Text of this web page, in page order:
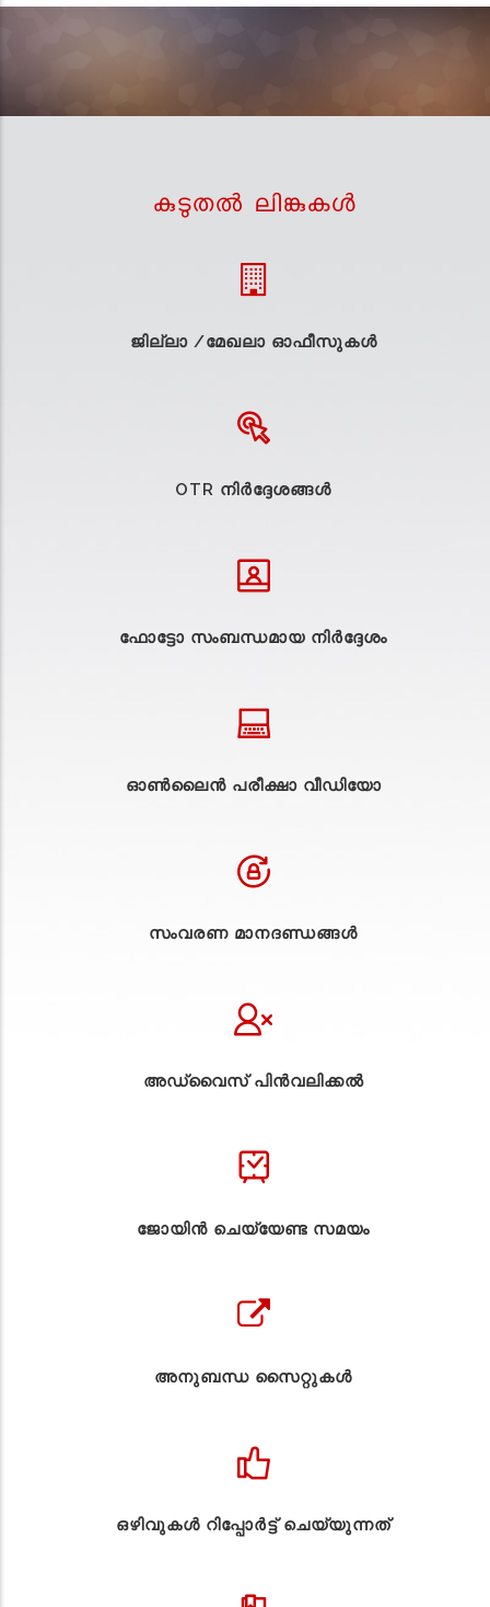
കുടുതല്‍ ലിങ്കുകള്‍
ജില്ലാ /മേഖലാ ഓഫീസുകള്‍
OTR നിർദ്ദേശങ്ങൾ
ഫോട്ടോ സംബന്ധമായ നിർദ്ദേശം
ഓൺലൈൻ പരീക്ഷാ വീഡിയോ
സംവരണ മാനദണ്ഡങ്ങൾ
അഡ്വൈസ് പിൻവലിക്കൽ
ജോയിൻ ചെയ്യേണ്ട സമയം
അനുബന്ധ സൈറ്റുകള്‍
ഒഴിവുകൾ റിപ്പോർട്ട് ചെയ്യുന്നത്